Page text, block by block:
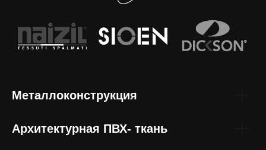
Металлоконструкция
Архитектурная ПВХ- ткань